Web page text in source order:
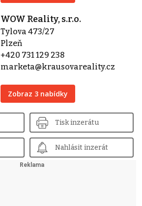
WOW Reality, s.r.o.
Tylova 473/27
Plzeň
+420 731 129 238
marketa@krausovareality.cz
Zobraz 3 nabídky
Tisk inzerátu
Nahlásit inzerát